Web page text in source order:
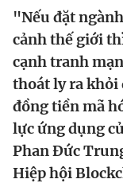
Tin thị trường
Video
Sản phẩm khác
Tiện ích
"Nếu đặt
cảnh thế giới
cạnh tranh
thoát ly ra khỏi
đồng tiền mã
lực ứng dụng
Phan Đức
Hiệp hội